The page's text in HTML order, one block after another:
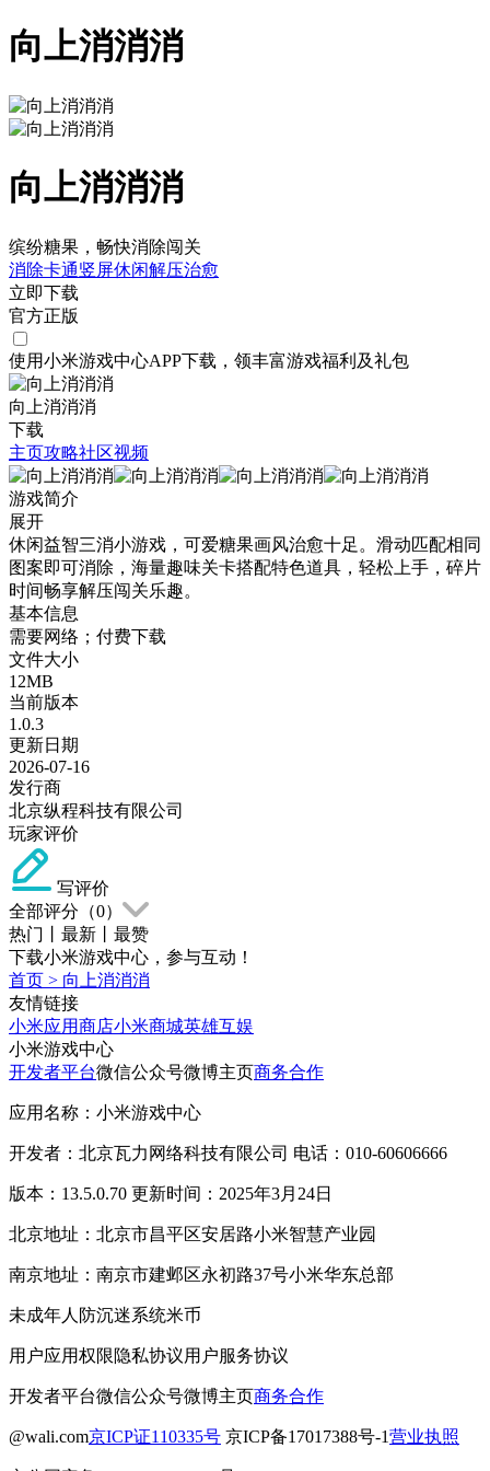
向上消消消
向上消消消
缤纷糖果，畅快消除闯关
消除卡通竖屏休闲解压治愈
立即下载
官方正版
使用小米游戏中心APP下载 ，领丰富游戏福利 及礼包
向上消消消
下载
主页攻略社区视频
游戏简介
展开
休闲益智三消小游戏，可爱糖果画风治愈十足。滑动匹配相同
图案即可消除，海量趣味关卡搭配特色道具，轻松上手，碎片
时间畅享解压闯关乐趣。
基本信息
需要网络；付费下载
文件大小
12MB
当前版本
1.0.3
更新日期
2026-07-16
发行商
北京纵程科技有限公司
玩家评价
写评价
全部评分（0）
热门
最新
最赞
下载小米游戏中心，参与互动！
首页 > 向上消消消
友情链接
小米应用商店小米商城英雄互娱
小米游戏中心
开发者平台微信公众号微博主页商务合作
应用名称：小米游戏中心
开发者：北京瓦力网络科技有限公司 电话：010-60606666
版本：13.5.0.70 更新时间：2025年3月24日
北京地址：北京市昌平区安居路小米智慧产业园
南京地址：南京市建邺区永初路37号小米华东总部
未成年人防沉迷系统米币
用户应用权限隐私协议用户服务协议
开发者平台微信公众号微博主页商务合作
@wali.com京ICP证110335号 京ICP备17017388号-1营业执照